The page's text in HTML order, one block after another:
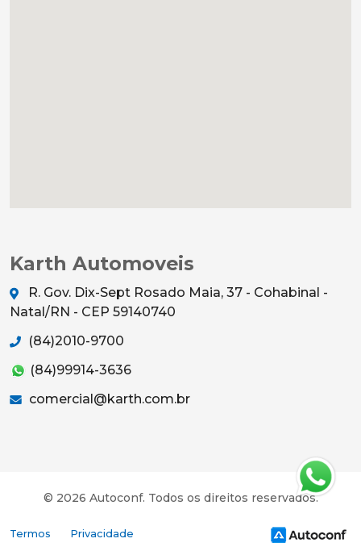
Karth Automoveis
R. Gov. Dix-Sept Rosado Maia, 37 - Cohabinal -
Natal/RN - CEP 59140740
(84)2010-9700
(84)99914-3636
comercial@karth.com.br
© 2026 Autoconf. Todos os direitos reservados.
Termos Privacidade